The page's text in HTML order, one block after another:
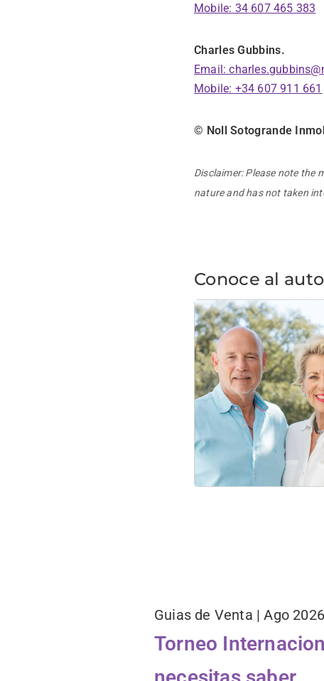
Mobile: 34 607 465 383
Charles Gubbins.
Email:
Mobile: +34 607 911 661
© Noll Sotogrande
Disclaimer: Please note the
nature and has not taken
Conoce al
Guias de Venta | Ago 2026
Torneo